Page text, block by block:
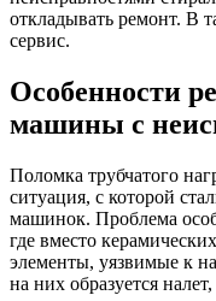
откладывать ремонт. В
сервис.
Особенности
машины с
Поломка трубчатого
ситуация, с которой
машинок. Проблема
где вместо
элементы, уязвимые к
на них образуется